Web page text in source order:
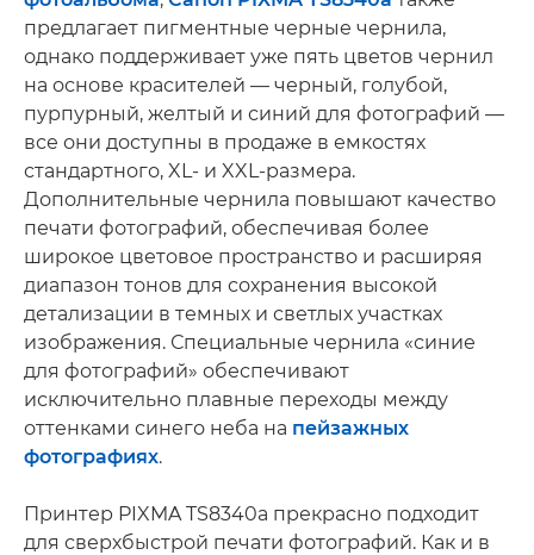
предлагает пигментные черные чернила,
однако поддерживает уже пять цветов чернил
на основе красителей — черный, голубой,
пурпурный, желтый и синий для фотографий —
все они доступны в продаже в емкостях
стандартного, XL- и XXL-размера.
Дополнительные чернила повышают качество
печати фотографий, обеспечивая более
широкое цветовое пространство и расширяя
диапазон тонов для сохранения высокой
детализации в темных и светлых участках
изображения. Специальные чернила «синие
для фотографий» обеспечивают
исключительно плавные переходы между
оттенками синего неба на пейзажных
фотографиях.
Принтер PIXMA TS8340a прекрасно подходит
для сверхбыстрой печати фотографий. Как и в